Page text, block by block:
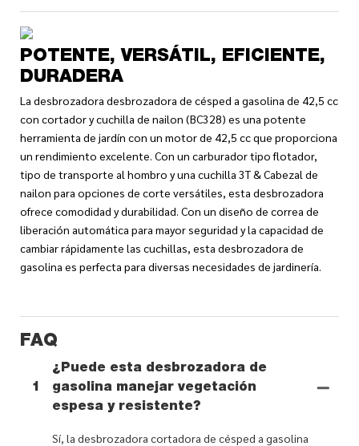
POTENTE, VERSÁTIL, EFICIENTE,
DURADERA
La desbrozadora desbrozadora de césped a gasolina de 42,5 cc
con cortador y cuchilla de nailon (BC328) es una potente
herramienta de jardín con un motor de 42,5 cc que proporciona
un rendimiento excelente. Con un carburador tipo flotador,
tipo de transporte al hombro y una cuchilla 3T & Cabezal de
nailon para opciones de corte versátiles, esta desbrozadora
ofrece comodidad y durabilidad. Con un diseño de correa de
liberación automática para mayor seguridad y la capacidad de
cambiar rápidamente las cuchillas, esta desbrozadora de
gasolina es perfecta para diversas necesidades de jardinería.
FAQ
1
¿Puede esta desbrozadora de
gasolina manejar vegetación
espesa y resistente?
Sí, la desbrozadora cortadora de césped a gasolina